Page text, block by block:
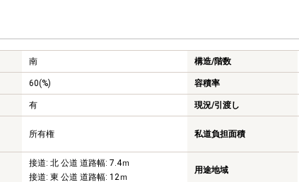
南 構造/階数
60(%) 容積率
有 現況/引渡し
所有権 私道負担面積
接道: 北 公道 道路幅: 7.4ｍ
接道: 東 公道 道路幅: 12ｍ
用途地域